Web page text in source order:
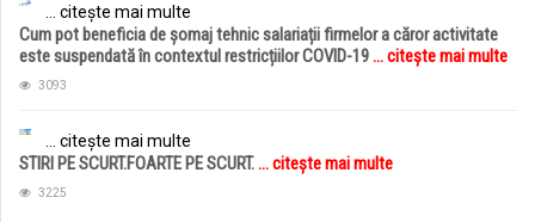
... citește mai multe
Cum pot beneficia de șomaj tehnic salariații firmelor a căror activitate
este suspendată în contextul restricțiilor COVID-19... citește mai multe
3093
... citește mai multe
STIRI PE SCURT.FOARTE PE SCURT.... citește mai multe
3225